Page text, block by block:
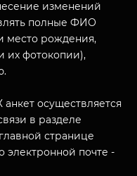
изменений
полные ФИО
место рождения,
их фотокопии),
осуществляется
в разделе
странице
электронной почте -